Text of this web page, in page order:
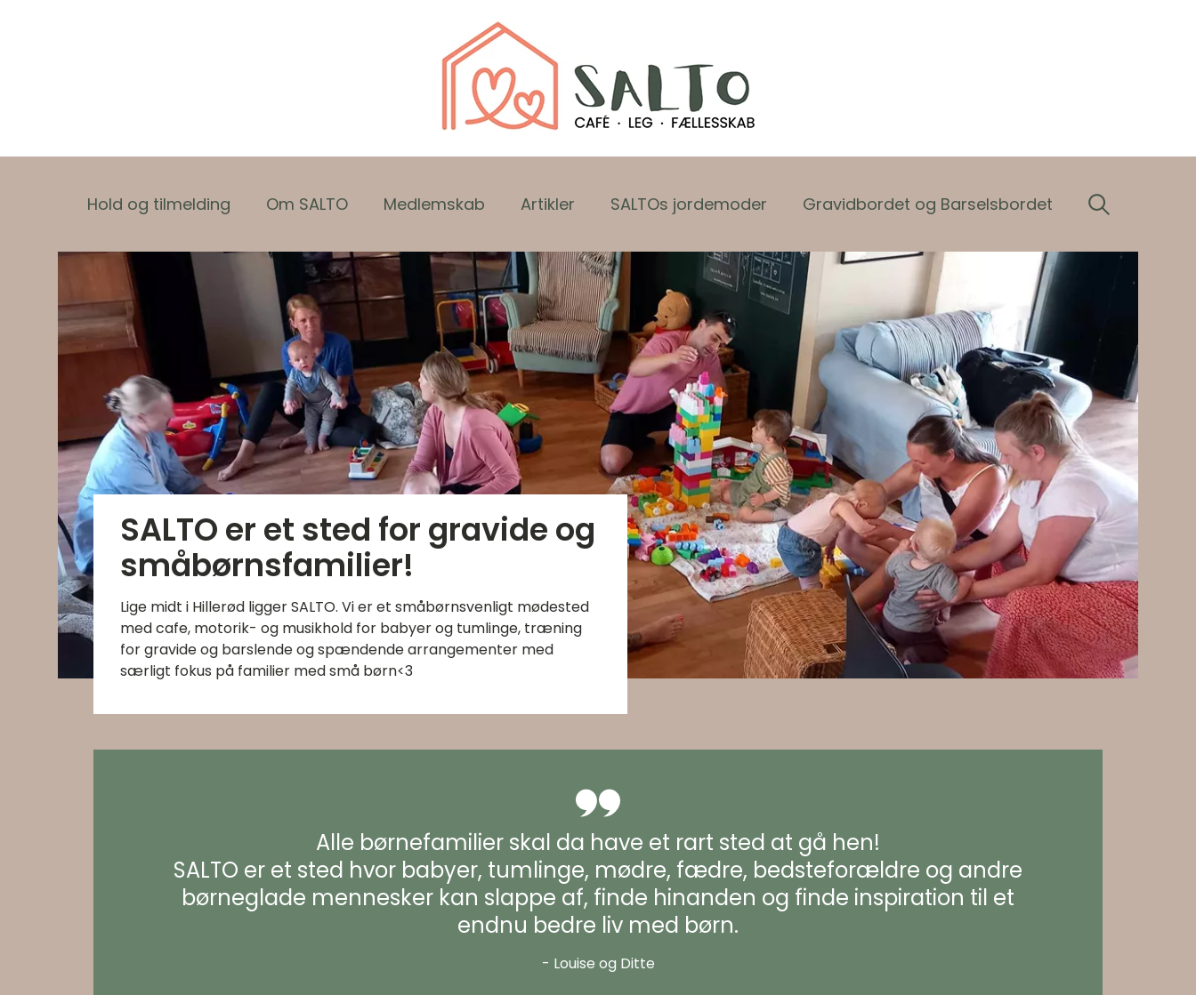
Hold og tilmelding Om SALTO Medlemskab Artikler SALTOs jordemoder Gravidbordet og Barselsbordet
SALTO er et sted for gravide og
småbørnsfamilier!
Lige midt i Hillerød ligger SALTO. Vi er et småbørnsvenligt mødested
med cafe, motorik- og musikhold for babyer og tumlinge, træning
for gravide og barslende og spændende arrangementer med
særligt fokus på familier med små børn<3
Alle børnefamilier skal da have et rart sted at gå hen!
SALTO er et sted hvor babyer, tumlinge, mødre, fædre, bedsteforældre og andre
børneglade mennesker kan slappe af, finde hinanden og finde inspiration til et
endnu bedre liv med børn.
- Louise og Ditte